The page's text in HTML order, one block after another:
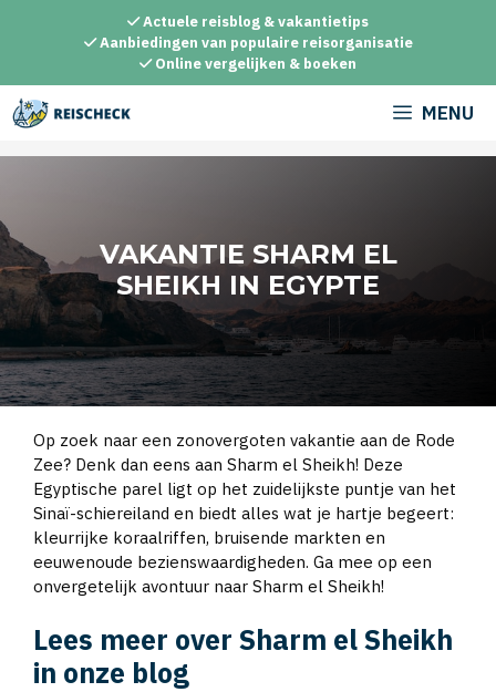
inhoud
Actuele reisblog & vakantietips
Aanbiedingen van populaire reisorganisatie
Online vergelijken & boeken
MENU
VAKANTIE SHARM EL
SHEIKH IN EGYPTE
Op zoek naar een zonovergoten vakantie aan de Rode
Zee? Denk dan eens aan Sharm el Sheikh! Deze
Egyptische parel ligt op het zuidelijkste puntje van het
Sinaï-schiereiland en biedt alles wat je hartje begeert:
kleurrijke koraalriffen, bruisende markten en
eeuwenoude bezienswaardigheden. Ga mee op een
onvergetelijk avontuur naar Sharm el Sheikh!
Lees meer over Sharm el Sheikh
in onze blog